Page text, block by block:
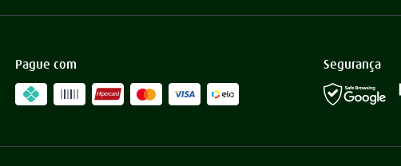
Pague com Segurança